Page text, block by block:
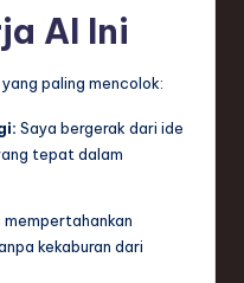
AI Ini
paling mencolok:
Saya bergerak dari ide
tepat dalam
mempertahankan
kekaburan dari